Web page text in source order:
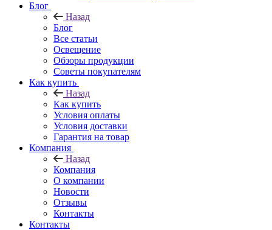
Блог
Назад
Блог
Все статьи
Освещение
Обзоры продукции
Советы покупателям
Как купить
Назад
Как купить
Условия оплаты
Условия доставки
Гарантия на товар
Компания
Назад
Компания
О компании
Новости
Отзывы
Контакты
Контакты